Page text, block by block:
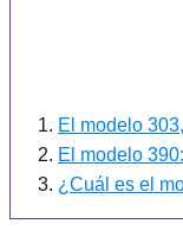
El modelo
El modelo
¿Cuál es el